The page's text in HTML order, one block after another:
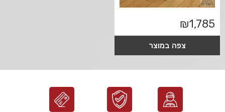
₪1,785
צפה במוצר